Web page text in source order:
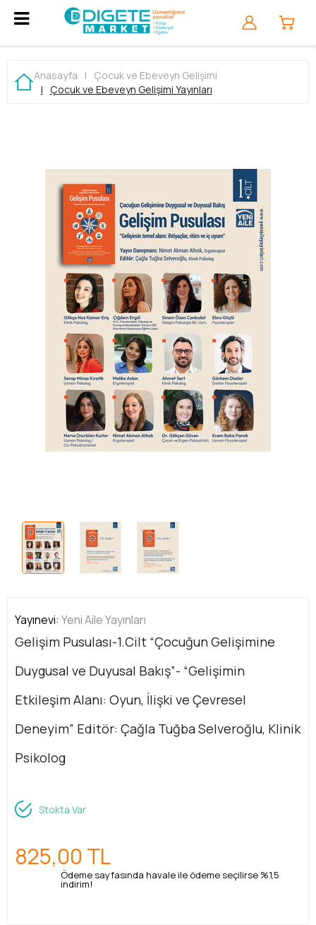
Anasayfa |
Çocuk ve Ebeveyn Gelişimi
|
Çocuk ve Ebeveyn Gelişimi Yayınları
Yayınevi: Yeni Aile Yayınları
Gelişim Pusulası-1.Cilt “Çocuğun Gelişimine
Duygusal ve Duyusal Bakış”- “Gelişimin
Etkileşim Alanı: Oyun, İlişki ve Çevresel
Deneyim” Editör: Çağla Tuğba Selveroğlu, Klinik
Psikolog
Stokta Var
825,00 TL
Ödeme sayfasında havale ile ödeme seçilirse %1,5
indirim!